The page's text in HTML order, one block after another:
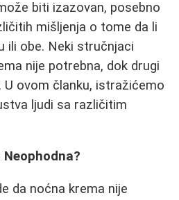
biti izazovan, posebno
mišljenja o tome da li
ili obe. Neki stručnjaci
nije potrebna, dok drugi
ovom članku, istražićemo
ljudi sa različitim
da noćna krema nije